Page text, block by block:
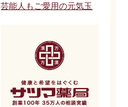
芸能人もご愛用の元気玉